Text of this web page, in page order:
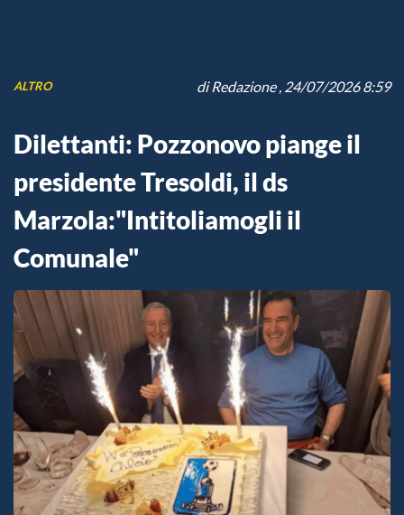
ALTRO diRedazione , 24/07/2026 8:59
Dilettanti: Pozzonovo piange il
presidente Tresoldi, il ds
Marzola:"Intitoliamogli il
Comunale"